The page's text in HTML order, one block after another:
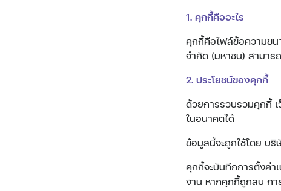
1. คุกกี้คืออะไร
คุกกี้คือไฟล์ข้อความขน
จำกัด (มหาชน) สามาร
2. ประโยชน์ของคุกกี้
ด้วยการรวบรวมคุกกี้
ในอนาคตได้
ข้อมูลนี้จะถูกใช้โดย บ
คุกกี้จะบันทึกการตั้งค่า
งาน หากคุกกี้ถูกลบ กา